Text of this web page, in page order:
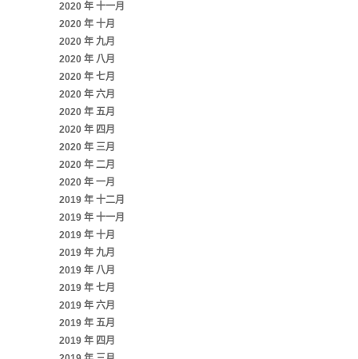
2020 年 十一月
2020 年 十月
2020 年 九月
2020 年 八月
2020 年 七月
2020 年 六月
2020 年 五月
2020 年 四月
2020 年 三月
2020 年 二月
2020 年 一月
2019 年 十二月
2019 年 十一月
2019 年 十月
2019 年 九月
2019 年 八月
2019 年 七月
2019 年 六月
2019 年 五月
2019 年 四月